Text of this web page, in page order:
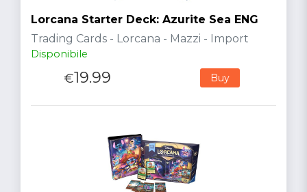
Lorcana Starter Deck: Azurite Sea ENG
Trading Cards - Lorcana - Mazzi - Import
Disponibile
€19.99 Buy